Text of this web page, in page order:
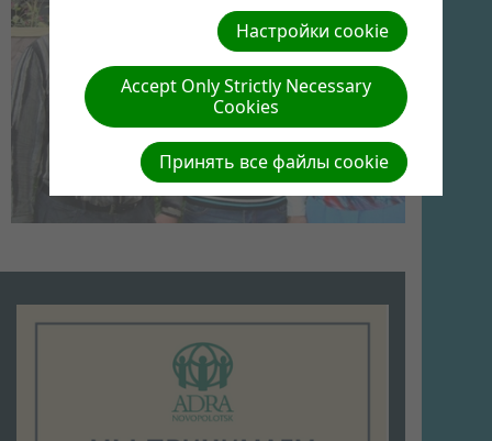
Настройки cookie
Accept Only Strictly Necessary
Cookies
Принять все файлы cookie